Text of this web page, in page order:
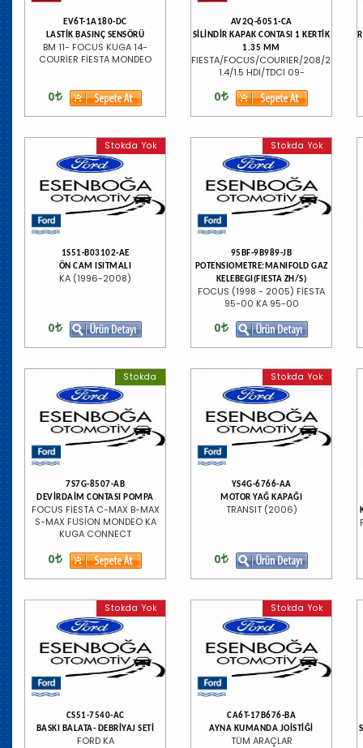
EV6T-1A180-DC
LASTİK BASINÇ SENSÖRÜ
BM 11- FOCUS KUGA 14-
COURİER FİESTA MONDEO
0
AV2Q-6051-CA
SİLİNDİR KAPAK CONTASI 1 KERTİK
1.35 MM
FIESTA/FOCUS/COURIER/208/2008
1.4/1.5 HDI/TDCI 09-
0
Stokda Yok
1S51-B03102-AE
ÖN CAM ISITMALI
KA (1996-2008)
0
Stokda Yok
95BF-9B989-JB
POTENSIOMETRE:MANIFOLD GAZ
KELEBEGI(FIESTA ZH/S)
FOCUS (1998 - 2005) FİESTA
95-00 KA 95-00
0
Stokda
7S7G-8507-AB
DEVİRDAİM CONTASI POMPA
FOCUS FİESTA C-MAX B-MAX
S-MAX FUSİON MONDEO KA
KUGA CONNECT
0
Stokda Yok
YS4G-6766-AA
MOTOR YAĞ KAPAĞI
TRANSIT (2006)
0
Stokda Yok
CS51-7540-AC
BASKI BALATA- DEBRİYAJ SETİ
FORD KA
Stokda Yok
CA6T-17B676-BA
AYNA KUMANDA JOİSTİĞİ
TÜM ARAÇLAR